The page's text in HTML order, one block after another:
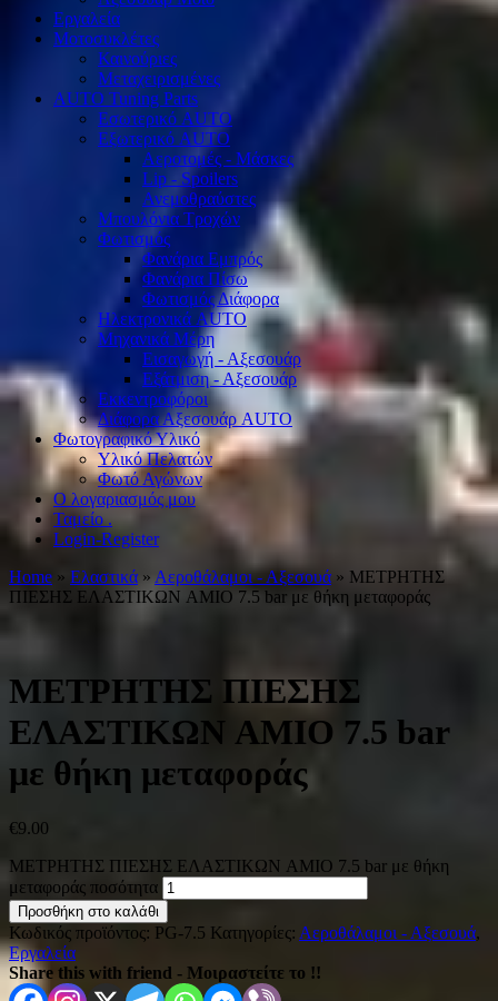
Εργαλεία
Μοτοσυκλέτες
Καινούριες
Μεταχειρισμένες
AUTO Tuning Parts
Εσωτερικό AUTO
Εξωτερικό AUTO
Αεροτομές - Μάσκες
Lip - Spoilers
Ανεμοθραύστες
Μπουλόνια Τροχών
Φωτισμός
Φανάρια Εμπρός
Φανάρια Πίσω
Φωτισμός Διάφορα
Ηλεκτρονικά AUTO
Μηχανικά Μέρη
Εισαγωγή - Αξεσουάρ
Εξάτμιση - Αξεσουάρ
Εκκεντροφόροι
Διάφορα Αξεσουάρ AUTO
Φωτογραφικό Υλικό
Υλικό Πελατών
Φωτό Αγώνων
Ο λογαριασμός μου
Ταμείο .
Login-Register
Home » Ελαστικά » Αεροθάλαμοι - Αξεσουά » ΜΕΤΡΗΤΗΣ
ΠΙΕΣΗΣ ΕΛΑΣΤΙΚΩΝ AMIO 7.5 bar με θήκη μεταφοράς
ΜΕΤΡΗΤΗΣ ΠΙΕΣΗΣ
ΕΛΑΣΤΙΚΩΝ AMIO 7.5 bar
με θήκη μεταφοράς
€9.00
ΜΕΤΡΗΤΗΣ ΠΙΕΣΗΣ ΕΛΑΣΤΙΚΩΝ AMIO 7.5 bar με θήκη
μεταφοράς ποσότητα
Προσθήκη στο καλάθι
Κωδικός προϊόντος: PG-7.5 Κατηγορίες: Αεροθάλαμοι - Αξεσουά,
Εργαλεία
Share this with friend - Μοιραστείτε το !!